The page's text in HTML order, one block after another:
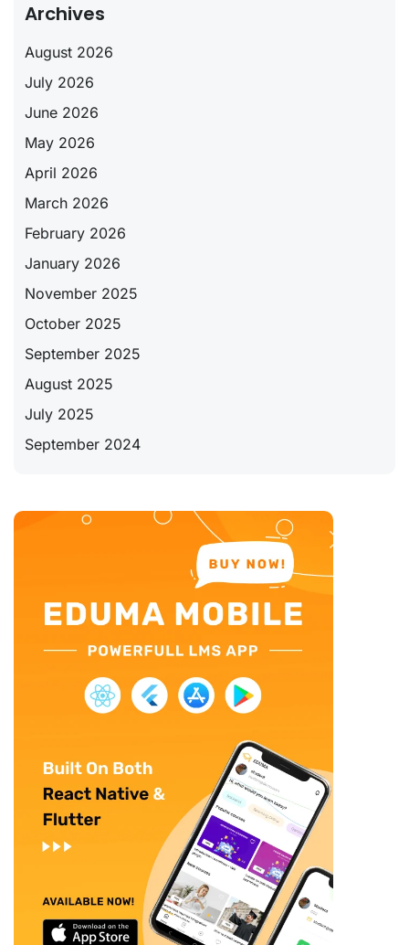
Archives
August 2026
July 2026
June 2026
May 2026
April 2026
March 2026
February 2026
January 2026
November 2025
October 2025
September 2025
August 2025
July 2025
September 2024